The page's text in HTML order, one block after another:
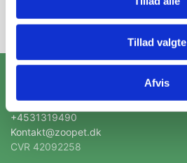
Tillad valgte
Afvis
ZooPet Aps
Skramsvej 10, 4622 Havdrup
+4531319490
Kontakt@zoopet.dk
CVR 42092258